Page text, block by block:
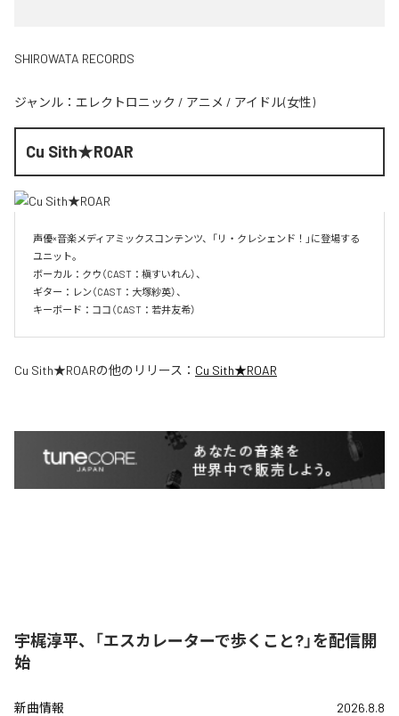
SHIROWATA RECORDS
ジャンル： エレクトロニック / アニメ / アイドル(女性)
Cu Sith★ROAR
声優×音楽メディアミックスコンテンツ、「リ・クレシェンド！」に登場する
ユニット。
ボーカル：クウ（CAST：槇すいれん）、
ギター：レン（CAST：大塚紗英）、
キーボード：ココ（CAST：若井友希）
Cu Sith★ROARの他のリリース： Cu Sith★ROAR
宇梶淳平、「エスカレーターで歩くこと?」を配信開
始
新曲情報 2026.8.8